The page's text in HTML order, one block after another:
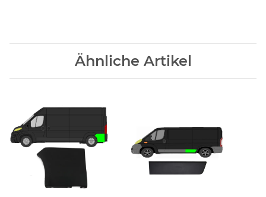
Ähnliche Artikel